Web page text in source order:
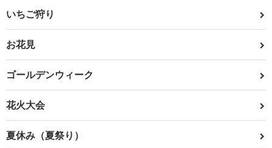
いちご狩り
お花見
ゴールデンウィーク
花火大会
夏休み（夏祭り）